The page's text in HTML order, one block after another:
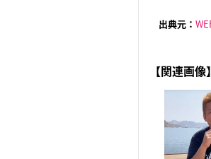
出典元：
【関連画像】